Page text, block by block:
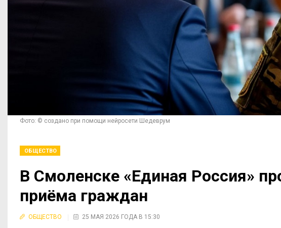
Фото: © создано при помощи нейросети Шедеврум
ОБЩЕСТВО
В Смоленске «Единая Россия»
приёма граждан
ОБЩЕСТВО 25 МАЯ 2026 ГОДА В 15:30